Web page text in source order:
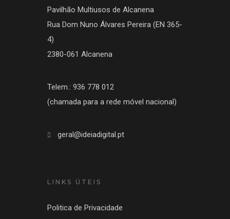
Pavilhão Multiusos de Alcanena
Rua Dom Nuno Álvares Pereira (EN 365-
4)
2380-061 Alcanena
Telem.: 936 778 012
(chamada para a rede móvel nacional)
geral@ideiadigital.pt
LINKS ÚTEIS
Politica de Privacidade